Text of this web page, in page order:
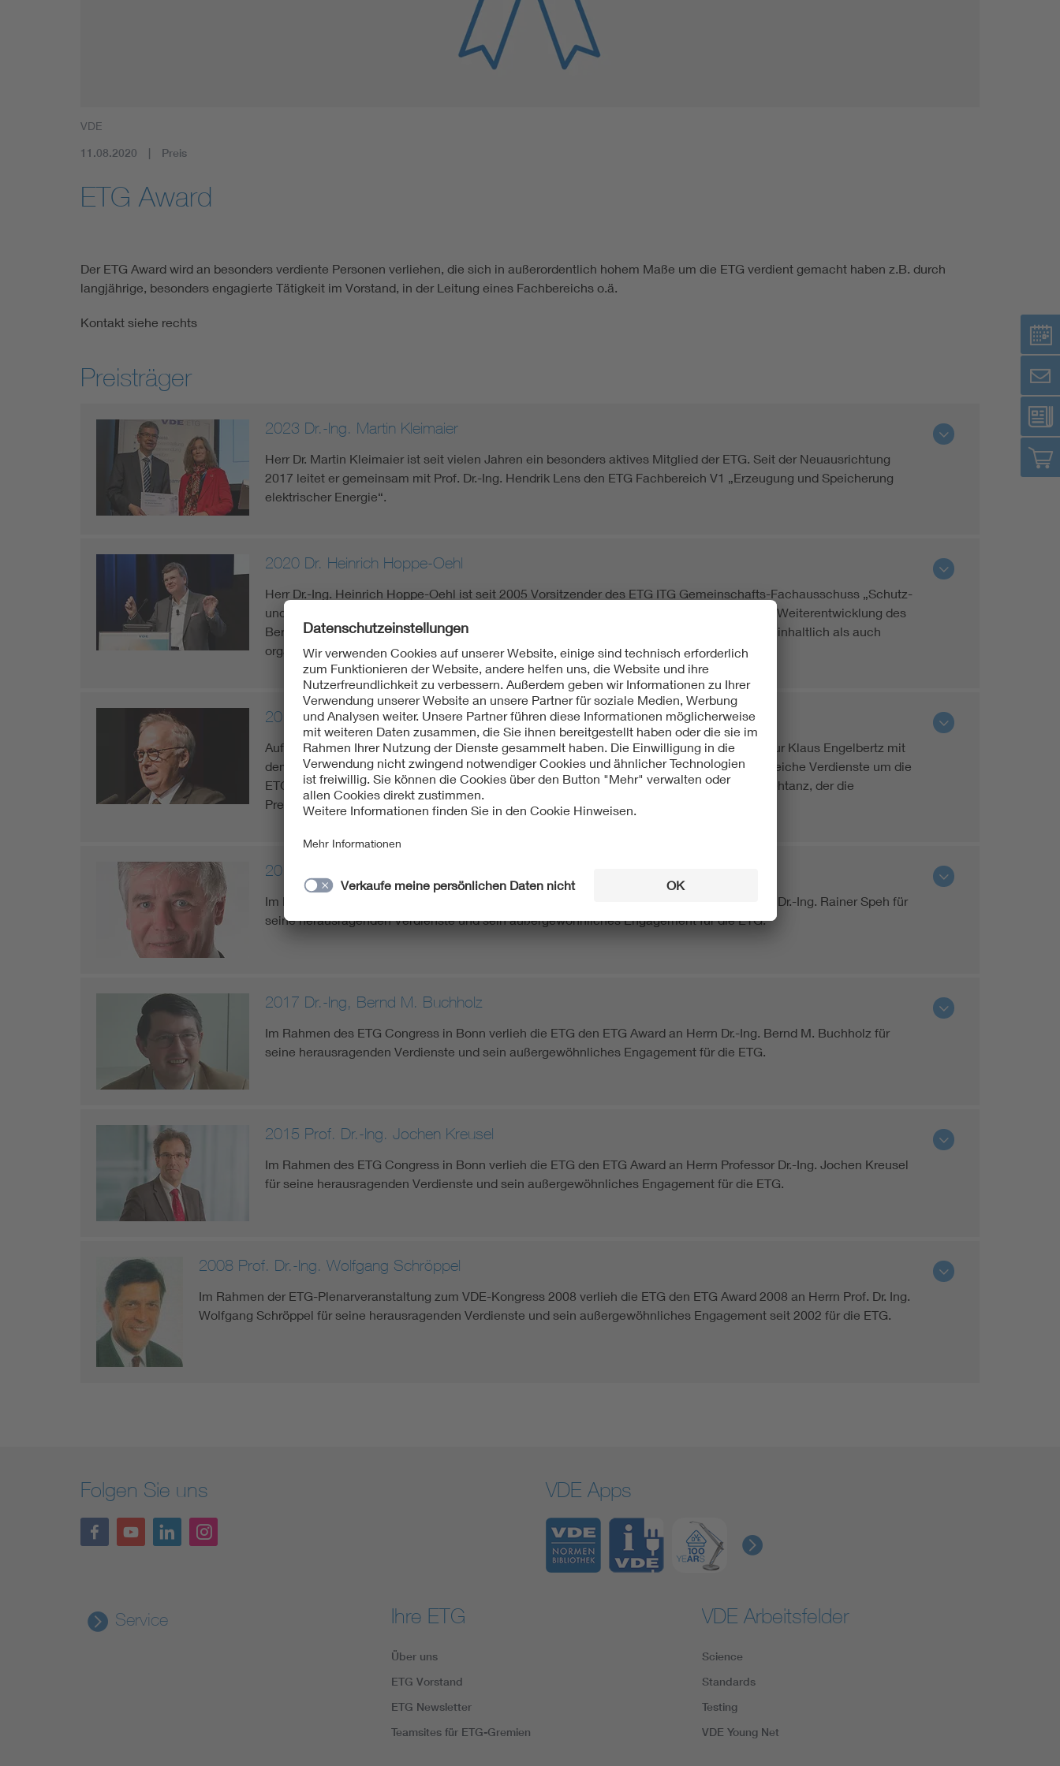
Renewable energies
Kompetenzzentrum Smart Grid
VDE
11.08.2020 Preis
ETG Award
Der ETG Award wird an besonders verdiente Personen verliehen, die sich in außerordentlich hohem Maße um die ETG verdient gemacht haben z.B. durch
langjährige, besonders engagierte Tätigkeit im Vorstand, in der Leitung eines Fachbereichs o.ä.
Kontakt siehe rechts
Preisträger
2023 Dr.-Ing. Martin Kleimaier
Herr Dr. Martin Kleimaier ist seit vielen Jahren ein besonders aktives Mitglied der ETG. Seit der Neuausrichtung
2017 leitet er gemeinsam mit Prof. Dr.-Ing. Hendrik Lens den ETG Fachbereich V1 „Erzeugung und Speicherung
elektrischer Energie“.
2020 Dr. Heinrich Hoppe-Oehl
Herr Dr.-Ing. Heinrich Hoppe-Oehl ist seit 2005 Vorsitzender des ETG ITG Gemeinschafts-Fachausschuss „Schutz-
und Automatisierungstechnik“. In diesen nunmehr 15 Jahren hat er die Neugestaltung und Weiterentwicklung des
Bereiches „Schutz und Automatisierungstechnik“ im VDE maßgeblich geprägt und sowohl inhaltlich als auch
organisatorisch neue und wesentliche Akzente gesetzt.
2019 Klaus Engelbertz
Auf Vorschlag des wissenschaftlichen Beirats hat der ETG-Vorstand Herrn Diplom-Ingenieur Klaus Engelbertz mit
dem ETG-Award 2019 ausgezeichnet. „Er hat sich jahrzehntelang engagiert und sich zahlreiche Verdienste um die
ETG erworben“, heißt es in der Laudatio des ETG-Vorstandsvorsitzenden Prof. Christian Rehtanz, der die
Preisverleihung im Rahmen des ETG-Kongress 2019 in Esslingen am Neckar vornahm
2017 Prof. Dr.-Ing. Rainer Speh
Im Rahmen des ETG Congress in Bonn verlieh die ETG den ETG Award an Herrn Professor Dr.-Ing. Rainer Speh für
seine herausragenden Verdienste und sein außergewöhnliches Engagement für die ETG.
2017 Dr.-Ing, Bernd M. Buchholz
Im Rahmen des ETG Congress in Bonn verlieh die ETG den ETG Award an Herrn Dr.-Ing. Bernd M. Buchholz für
seine herausragenden Verdienste und sein außergewöhnliches Engagement für die ETG.
2015 Prof. Dr.-Ing. Jochen Kreusel
Im Rahmen des ETG Congress in Bonn verlieh die ETG den ETG Award an Herrn Professor Dr.-Ing. Jochen Kreusel
für seine herausragenden Verdienste und sein außergewöhnliches Engagement für die ETG.
2008 Prof. Dr.-Ing. Wolfgang Schröppel
Im Rahmen der ETG-Plenarveranstaltung zum VDE-Kongress 2008 verlieh die ETG den ETG Award 2008 an Herrn Prof. Dr. Ing.
Wolfgang Schröppel für seine herausragenden Verdienste und sein außergewöhnliches Engagement seit 2002 für die ETG.
Folgen Sie uns VDE Apps
Service Ihre ETG
Über uns
ETG Vorstand
ETG Newsletter
Teamsites für ETG-Gremien
VDE Arbeitsfelder
Science
Standards
Testing
VDE Young Net